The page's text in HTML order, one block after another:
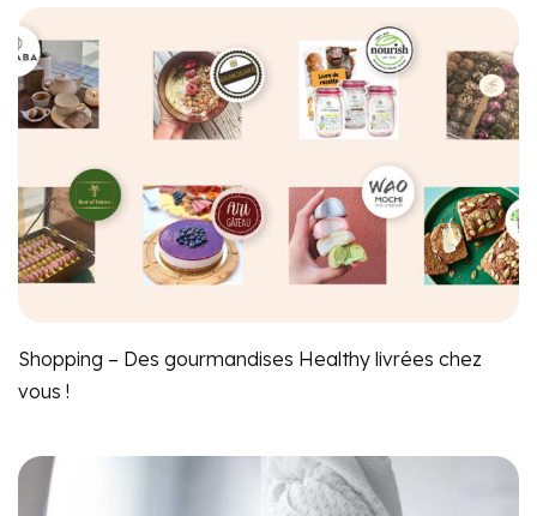
Shopping – Des gourmandises Healthy livrées chez
vous !